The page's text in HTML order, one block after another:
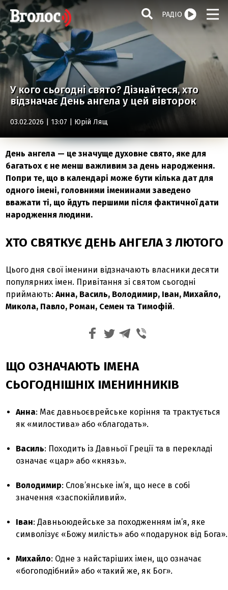
РАДІО
У кого сьогодні свято? Дізнайтеся, хто
відзначає День ангела у цей вівторок
03.02.2026 | 13:07 | Юрій Лящ
День ангела — це значуще духовне свято, яке для
багатьох є не менш важливим за день народження.
Попри те, що в календарі може бути кілька дат для
одного імені, головними іменинами заведено
вважати ті, що йдуть першими після фактичної дати
народження людини.
ХТО СВЯТКУЄ ДЕНЬ АНГЕЛА 3 ЛЮТОГО
Цього дня свої іменини відзначають власники десяти
популярних імен. Привітання зі святом сьогодні
приймають:Анна, Василь, Володимир, Іван, Михайло,
Микола, Павло, Роман, Семен та Тимофій.
ЩО ОЗНАЧАЮТЬ ІМЕНА
СЬОГОДНІШНІХ ІМЕНИННИКІВ
Анна: Має давньоєврейське коріння та трактується
як «милостива» або «благодать».
Василь: Походить із Давньої Греції та в перекладі
означає «цар» або «князь».
Володимир: Слов’янське ім’я, що несе в собі
значення «заспокійливий».
Іван: Давньоюдейське за походженням ім’я, яке
символізує «Божу милість» або «подарунок від Бога».
Михайло: Одне з найстаріших імен, що означає
«богоподібний» або «такий же, як Бог».